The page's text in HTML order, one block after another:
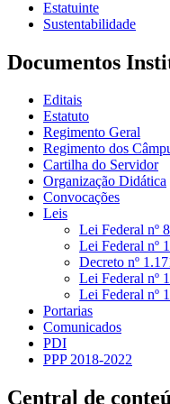
Estatuinte
Sustentabilidade
Documentos
Editais
Estatuto
Regimento Geral
Regimento dos
Cartilha do Servidor
Organização Didática
Convocações
Leis
Lei Federal nº
Lei Federal nº
Decreto nº
Lei Federal nº
Lei Federal nº
Portarias
Comunicados
PDI
PPP 2018-2022
Central de